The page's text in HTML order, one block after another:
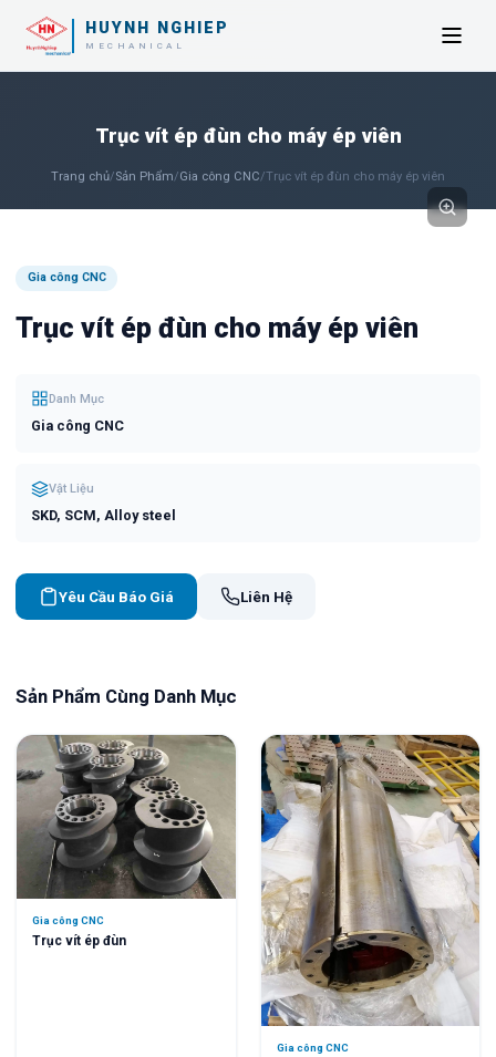
HUYNH NGHIEP
MECHANICAL
Trục vít ép đùn cho máy ép viên
Trang chủ/Sản Phẩm/Gia công CNC/Trục vít ép đùn cho máy ép viên
Gia công CNC
Trục vít ép đùn cho máy ép viên
Danh Mục
Gia công CNC
Vật Liệu
SKD, SCM, Alloy steel
Yêu Cầu Báo Giá Liên Hệ
Sản Phẩm Cùng Danh Mục
Gia công CNC
Trục vít ép đùn
Gia công CNC